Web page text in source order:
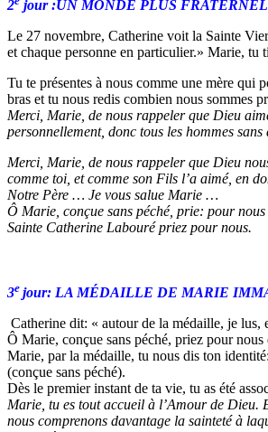
2 jour :UN MONDE PLUS
Le 27 novembre, Catherine voit la Sainte
et chaque personne en particulier.» Marie, tu
Tu te présentes à nous comme une mère qui
bras et tu nous redis combien nous sommes
Merci, Marie, de nous rappeler que Dieu
personnellement, donc tous les hommes
Merci, Marie, de nous rappeler que Dieu
comme toi, et comme son Fils l’a aimé, en
Notre Père … Je vous salue Marie …
Ô Marie, conçue sans péché, prie: pour
Sainte Catherine Labouré priez pour nous.
3e jour: LA MÉDAILLE DE MARIE
Catherine dit: « autour de la médaille, je lus,
Ô Marie, conçue sans péché, priez pour
Marie, par la médaille, tu nous dis ton
(conçue sans péché).
Dès le premier instant de ta vie, tu as été
Marie, tu es tout accueil à l’Amour de Dieu.
nous comprenons davantage la sainteté à